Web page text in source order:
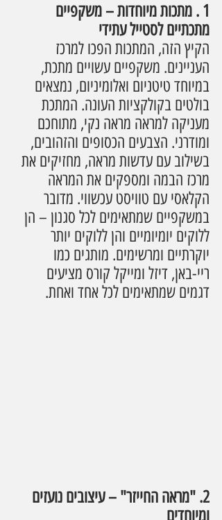
1 . מתכות מיוחדות – משקפיים
מתכתיים לסטייל עתידי
הקיץ הזה, המתכות הפכו למרכז
העניינים. משקפיים עשויים מתכת,
במיוחד טיטניום ואלומיניום, נמצאים
בולטים בקולקציות העונה. המתכת
מעניקה למראה מראה נקי, מתוחכם
ומודרני. הצבעים הכסופים והזהובים,
בשילוב עם עדשות מראה, מחזיקים את
מרכז הבמה ומספקים את המראה
הקלאסי עם טוויסט עכשווי. מדובר
במשקפיים שמתאימים לכל סגנון – הן
ללוקים יומיומיים והן ללוקים יותר
יוקרתיים ומרשימים. מותגים כמו
ריי-באן, דיזל ומייקל קורס מציעים
דגמים שמתאימים לכל אחד ואחת.
2. "מראה החייזר" – עיצובים נועזים
ומיוחדים